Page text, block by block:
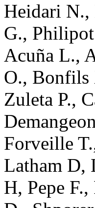
Heidari N.,
G., Philipot
Acuña L.,
O., Bonfils
Zuleta P.,
Demangeon
Forveille T.
Latham D,
H, Pepe F.,